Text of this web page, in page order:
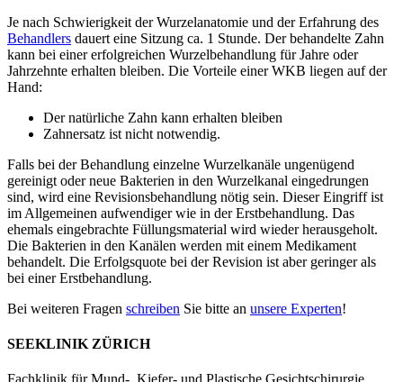
Je nach Schwierigkeit der Wurzelanatomie und der Erfahrung des
Behandlers dauert eine Sitzung ca. 1 Stunde. Der behandelte Zahn
kann bei einer erfolgreichen Wurzelbehandlung für Jahre oder
Jahrzehnte erhalten bleiben. Die Vorteile einer WKB liegen auf der
Hand:
Der natürliche Zahn kann erhalten bleiben
Zahnersatz ist nicht notwendig.
Falls bei der Behandlung einzelne Wurzelkanäle ungenügend
gereinigt oder neue Bakterien in den Wurzelkanal eingedrungen
sind, wird eine Revisionsbehandlung nötig sein. Dieser Eingriff ist
im Allgemeinen aufwendiger wie in der Erstbehandlung. Das
ehemals eingebrachte Füllungsmaterial wird wieder herausgeholt.
Die Bakterien in den Kanälen werden mit einem Medikament
behandelt. Die Erfolgsquote bei der Revision ist aber geringer als
bei einer Erstbehandlung.
Bei weiteren Fragen schreiben Sie bitte an unsere Experten!
SEEKLINIK ZÜRICH